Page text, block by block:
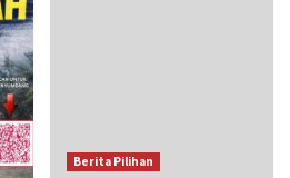
Berita Pilihan